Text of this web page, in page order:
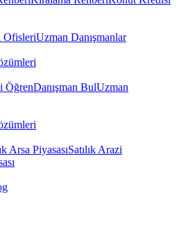
OfisleriUzman Danışmanlar
ÖğrenDanışman BulUzman
Arsa PiyasasıSatılık Arazi